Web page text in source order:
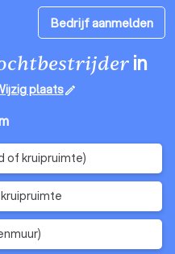
Bedrijf aanmelden
in
plaatsedit
of kruipruimte)